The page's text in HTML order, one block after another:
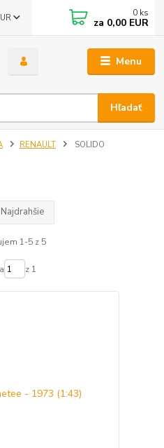
Menu
Hľadať
0 ks
za 0,00 EUR
RENAULT SOLIDO
Najdrahšie
1-5 z 5
z 1